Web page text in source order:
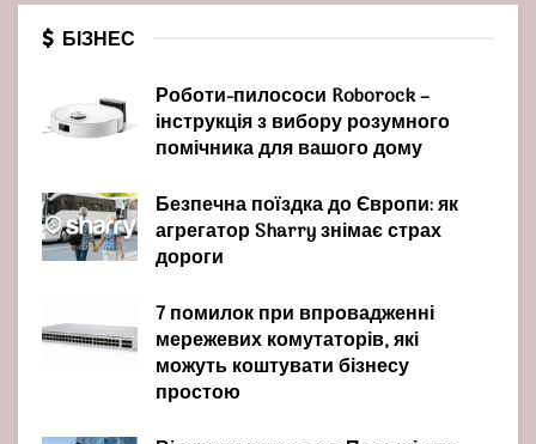
БІЗНЕС
Роботи-пилососи Roborock –
інструкція з вибору розумного
помічника для вашого дому
Безпечна поїздка до Європи: як
агрегатор Sharry знімає страх
дороги
7 помилок при впровадженні
мережевих комутаторів, які
можуть коштувати бізнесу
простою